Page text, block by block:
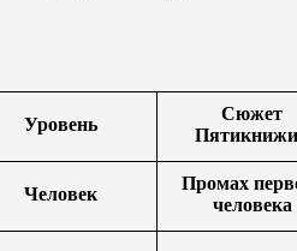
Уровень
Сюжет
Человек
Промах
человека